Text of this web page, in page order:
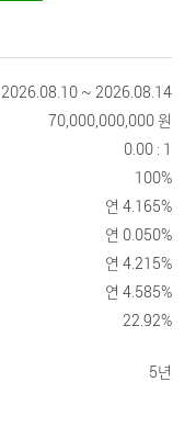
2026.08.10 ~ 2026.08.14
70,000,000,000 원
0.00 : 1
100%
연 4.165%
연 0.050%
연 4.215%
연 4.585%
22.92%
5년